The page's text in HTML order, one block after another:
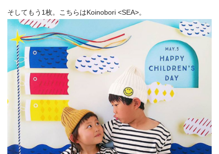
そしてもう1枚。こちらはKoinobori <SEA>。